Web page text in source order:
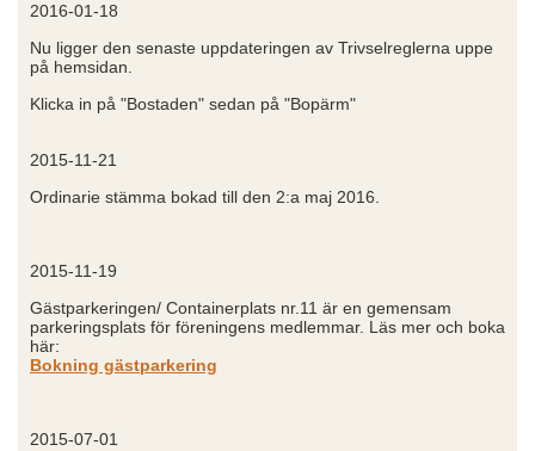
2016-01-18
Nu ligger den senaste uppdateringen av Trivselreglerna uppe
på hemsidan.
Klicka in på "Bostaden" sedan på "Bopärm"
2015-11-21
Ordinarie stämma bokad till den 2:a maj 2016.
2015-11-19
Gästparkeringen/ Containerplats nr.11 är en gemensam
parkeringsplats för föreningens medlemmar. Läs mer och boka
här:
Bokning gästparkering
2015-07-01